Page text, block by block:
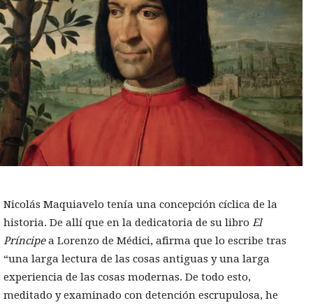
Nicolás Maquiavelo tenía una concepción cíclica de la
historia. De allí que en la dedicatoria de su libro El
Príncipea Lorenzo de Médici, afirma que lo escribe tras
“una larga lectura de las cosas antiguas y una larga
experiencia de las cosas modernas. De todo esto,
meditado y examinado con detención escrupulosa, he